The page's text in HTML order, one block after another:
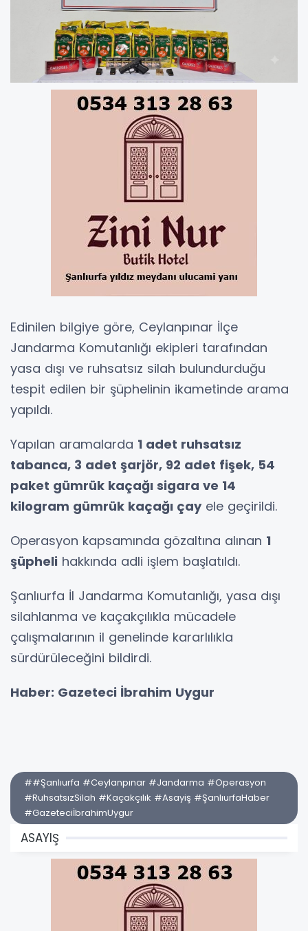
Edinilen bilgiye göre, Ceylanpınar İlçe
Jandarma Komutanlığı ekipleri tarafından
yasa dışı ve ruhsatsız silah bulundurduğu
tespit edilen bir şüphelinin ikametinde arama
yapıldı.
Yapılan aramalarda 1 adet ruhsatsız
tabanca, 3 adet şarjör, 92 adet fişek, 54
paket gümrük kaçağı sigara ve 14
kilogram gümrük kaçağı çayele geçirildi.
Operasyon kapsamında gözaltına alınan 1
şüpheli hakkında adli işlem başlatıldı.
Şanlıurfa İl Jandarma Komutanlığı, yasa dışı
silahlanma ve kaçakçılıkla mücadele
çalışmalarının il genelinde kararlılıkla
sürdürüleceğini bildirdi.
Haber: Gazeteci İbrahim Uygur
##Şanlıurfa #Ceylanpınar #Jandarma #Operasyon
#RuhsatsızSilah #Kaçakçılık #Asayiş #ŞanlıurfaHaber
#GazeteciİbrahimUygur
ASAYIŞ